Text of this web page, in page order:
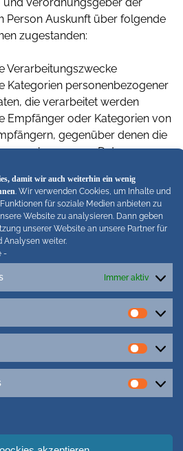
damit wir auch weiterhin ein wenig
. Wir verwenden Cookies, um Inhalte und
für soziale Medien anbieten zu
Website zu analysieren. Dann geben
unserer Website an unsere Partner für
Analysen weiter.
-
Immer aktiv
Person Auskunft über folgende
zugestanden:
Verarbeitungszwecke
Kategorien personenbezogener
die verarbeitet werden
Empfänger oder Kategorien von
gegenüber denen die
Daten
werden, insbesondere
Empfängern in Drittländern oder
internationalen Organisationen
möglich die geplante Dauer, für
die personenbezogenen Daten
werden, oder, falls dies
möglich ist, die Kriterien für die
dieser Dauer
Bestehen eines Rechts auf
oder Löschung der sie
personenbezogenen
oder auf Einschränkung der
durch den
oder eines